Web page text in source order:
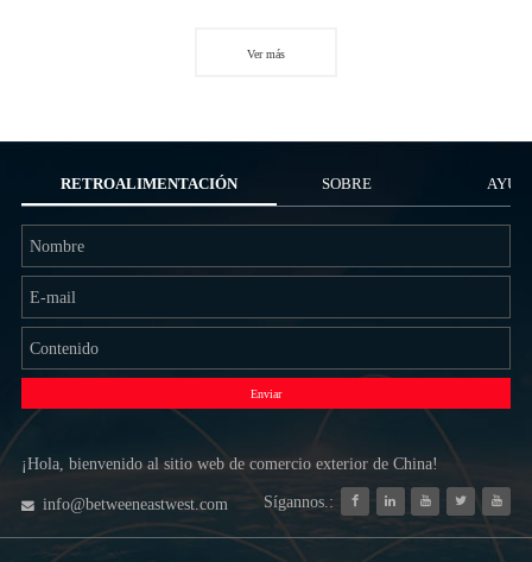
Ver más
RETROALIMENTACIÓN SOBRE
NOSOTROS
Enviar
¡Hola, bienvenido al sitio web de comercio exterior de China!
info@betweeneastwest.com Sígannos.: